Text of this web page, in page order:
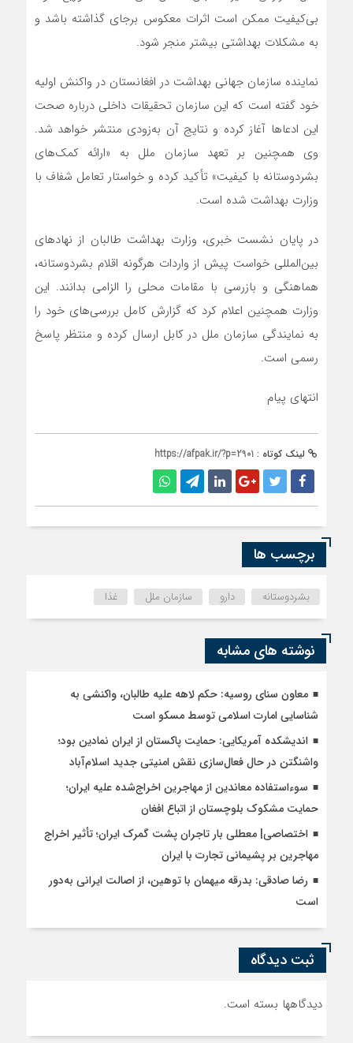
بی‌کیفیت ممکن است اثرات معکوس برجای گذاشته باشد و
به مشکلات بهداشتی بیشتر منجر شود.
نماینده سازمان جهانی بهداشت در افغانستان در واکنش اولیه
خود گفته است که این سازمان تحقیقات داخلی درباره صحت
این ادعاها آغاز کرده و نتایج آن به‌زودی منتشر خواهد شد.
وی همچنین بر تعهد سازمان ملل به «ارائه کمک‌های
بشردوستانه با کیفیت» تأکید کرده و خواستار تعامل شفاف با
وزارت بهداشت شده است.
در پایان نشست خبری، وزارت بهداشت طالبان از نهادهای
بین‌المللی خواست پیش از واردات هرگونه اقلام بشردوستانه،
هماهنگی و بازرسی با مقامات محلی را الزامی بدانند. این
وزارت همچنین اعلام کرد که گزارش کامل بررسی‌های خود را
به نمایندگی سازمان ملل در کابل ارسال کرده و منتظر پاسخ
رسمی است.
انتهای پیام
لینک کوتاه : https://afpak.ir/?p=2901
برچسب ها
بشردوستانه دارو سازمان ملل غذا
نوشته های مشابه
معاون سنای روسیه: حکم لاهه علیه طالبان، واکنشی به
شناسایی امارت اسلامی توسط مسکو است
اندیشکده آمریکایی: حمایت پاکستان از ایران نمادین بود؛
واشنگتن در حال فعال‌سازی نقش امنیتی جدید اسلام‌آباد
سوءاستفاده معاندین از مهاجرین اخراج‌شده علیه ایران؛
حمایت مشکوک بلوچستان از اتباع افغان
اختصاصی| معطلی بار تاجران پشت گمرک ایران؛ تأثیر اخراج
مهاجرین بر پشیمانی تجارت با ایران
رضا صادقی: بدرقه میهمان با توهین، از اصالت ایرانی به‌دور
است
ثبت دیدگاه
دیدگاهها بسته است.